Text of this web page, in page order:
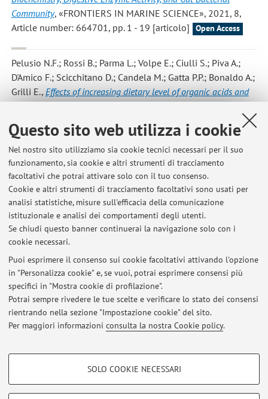
Questo sito web utilizza i cookie
Nel nostro sito utilizziamo sia cookie tecnici necessari per il suo
funzionamento, sia cookie e altri strumenti di tracciamento
facoltativi che potrai attivare solo con il tuo consenso.
Cookie e altri strumenti di tracciamento facoltativi sono usati per
analisi statistiche, misure sull'efficacia della comunicazione
istituzionale e analisi dei comportamenti degli utenti.
Se chiudi questo banner continuerai la navigazione solo con i
cookie necessari.
Puoi esprimere il consenso sui cookie facoltativi attivando l'opzione
in "Personalizza cookie" e, se vuoi, potrai esprimere consensi più
specifici in "Mostra cookie di profilazione".
Potrai sempre rivedere le tue scelte e verificare lo stato dei consensi
rientrando nella sezione "Impostazione cookie" del sito.
Per maggiori informazioni consulta la nostra Cookie policy.
COOKIE DI PROFILAZIONE - FACOLTATIVI
SOLO COOKIE NECESSARI
Community, «FRONTIERS IN MARINE SCIENCE», 2021, 8,
Article number: 664701, pp. 1 - 19 [articolo]
Open Access
Pelusio N.F.; Rossi B.; Parma L.; Volpe E.; Ciulli S.; Piva A.;
D'Amico F.; Scicchitano D.; Candela M.; Gatta P.P.; Bonaldo A.;
Grilli E., Effects of increasing dietary level of organic acids and
expression and gut microbiota of rainbow trout (Oncorhynchus
mykiss) reared at normal and high temperature, «FISH AND
SHELLFISH IMMUNOLOGY», 2020, 107, pp. 324 - 335
[articolo] Open Access
2 3 4
Ultimi avvisi
Al momento non sono presenti avvisi.
Area riservata
Accedi tramiteloginper gestire tutti i contenuti del sito.